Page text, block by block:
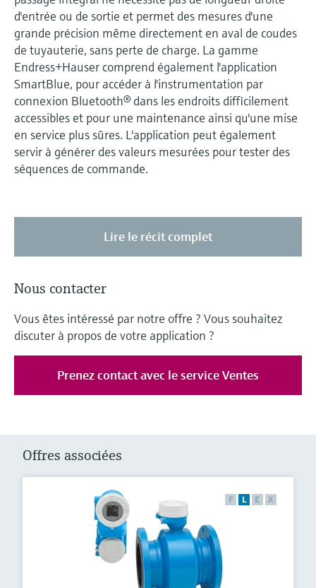
d'entrée ou de sortie et permet des mesures d'une
grande précision même directement en aval de coudes
de tuyauterie, sans perte de charge. La gamme
Endress+Hauser comprend également l'application
SmartBlue, pour accéder à l'instrumentation par
connexion Bluetooth® dans les endroits difficilement
accessibles et pour une maintenance ainsi qu'une mise
en service plus sûres. L'application peut également
servir à générer des valeurs mesurées pour tester des
séquences de commande.
Lire le récit complet
Nous contacter
Vous êtes intéressé par notre offre ? Vous souhaitez
discuter à propos de votre application ?
Prenez contact avec le service Ventes
Offres associées
F L E X